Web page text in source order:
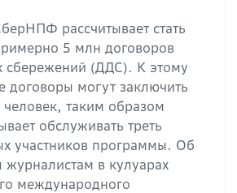
рассчитывает стать
5 млн договоров
сбережений (ДДС). К этому
договоры могут заключить
таким образом
обслуживать треть
участников программы. Об
в кулуарах
международного